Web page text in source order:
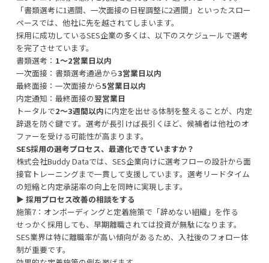
「書類選考に1週間、一次面接の日程調整に2週間」といったスロー
ペースでは、他社に先を越されてしまいます。
採用に成功しているSES企業の多くは、以下のスケジュールで選考
を完了させています。
書類選考： 1〜2営業日以内
一次面接：書類選考通過から3営業日以内
最終面接：一次面接から5営業日以内
内定通知：最終面接の翌営業日
トータルで2〜3週間以内に内定を出せる体制を整えることが、内定
辞退を防ぐ鍵です。選考が長引けば長引くほど、候補者は他社のオ
ファーを受ける可能性が高まります。
SES採用の選考プロセス、最適化できていますか？
株式会社Buddy Dataでは、SES企業向けに選考フローの設計から面
接官トレーニングまで一貫して支援しています。選考リードタイム
の短縮と内定承諾率の向上を同時に実現します。
▶︎ 採用プロセス改善の相談をする
施策7：オンボーディングと定着施策で「辞めない組織」を作る
せっかく採用しても、早期離職されては投資が無駄になります。
SES業界は特に離職率が高い傾向があるため、入社後のフォロー体
制が重要です。